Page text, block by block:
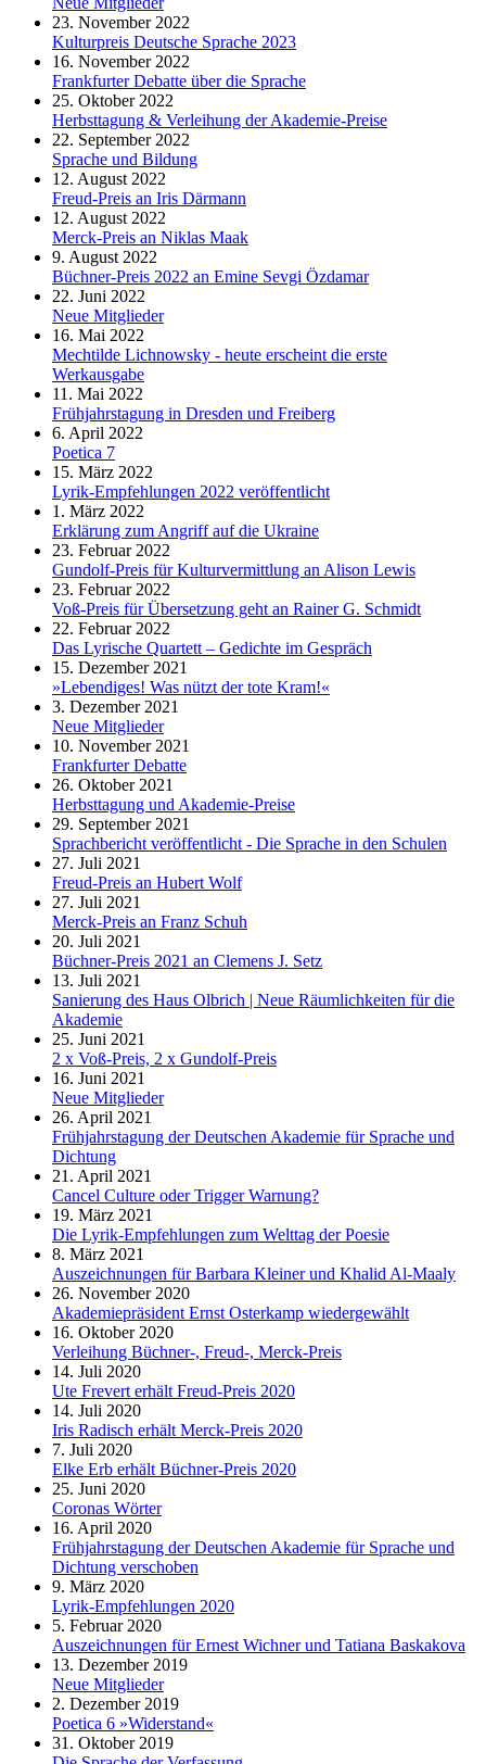
23. November 2022
Kulturpreis Deutsche Sprache 2023
16. November 2022
Frankfurter Debatte über die Sprache
25. Oktober 2022
Herbsttagung & Verleihung der Akademie-Preise
22. September 2022
Sprache und Bildung
12. August 2022
Freud-Preis an Iris Därmann
12. August 2022
Merck-Preis an Niklas Maak
9. August 2022
Büchner-Preis 2022 an Emine Sevgi Özdamar
22. Juni 2022
Neue Mitglieder
16. Mai 2022
Mechtilde Lichnowsky - heute erscheint die erste
Werkausgabe
11. Mai 2022
Frühjahrstagung in Dresden und Freiberg
6. April 2022
Poetica 7
15. März 2022
Lyrik-Empfehlungen 2022 veröffentlicht
1. März 2022
Erklärung zum Angriff auf die Ukraine
23. Februar 2022
Gundolf-Preis für Kulturvermittlung an Alison Lewis
23. Februar 2022
Voß-Preis für Übersetzung geht an Rainer G. Schmidt
22. Februar 2022
Das Lyrische Quartett – Gedichte im Gespräch
15. Dezember 2021
»Lebendiges! Was nützt der tote Kram!«
3. Dezember 2021
Neue Mitglieder
10. November 2021
Frankfurter Debatte
26. Oktober 2021
Herbsttagung und Akademie-Preise
29. September 2021
Sprachbericht veröffentlicht - Die Sprache in den Schulen
27. Juli 2021
Freud-Preis an Hubert Wolf
27. Juli 2021
Merck-Preis an Franz Schuh
20. Juli 2021
Büchner-Preis 2021 an Clemens J. Setz
13. Juli 2021
Sanierung des Haus Olbrich | Neue Räumlichkeiten für die
Akademie
25. Juni 2021
2 x Voß-Preis, 2 x Gundolf-Preis
16. Juni 2021
Neue Mitglieder
26. April 2021
Frühjahrstagung der Deutschen Akademie für Sprache und
Dichtung
21. April 2021
Cancel Culture oder Trigger Warnung?
19. März 2021
Die Lyrik-Empfehlungen zum Welttag der Poesie
8. März 2021
Auszeichnungen für Barbara Kleiner und Khalid Al-Maaly
26. November 2020
Akademiepräsident Ernst Osterkamp wiedergewählt
16. Oktober 2020
Verleihung Büchner-, Freud-, Merck-Preis
14. Juli 2020
Ute Frevert erhält Freud-Preis 2020
14. Juli 2020
Iris Radisch erhält Merck-Preis 2020
7. Juli 2020
Elke Erb erhält Büchner-Preis 2020
25. Juni 2020
Coronas Wörter
16. April 2020
Frühjahrstagung der Deutschen Akademie für Sprache und
Dichtung verschoben
9. März 2020
Lyrik-Empfehlungen 2020
5. Februar 2020
Auszeichnungen für Ernest Wichner und Tatiana Baskakova
13. Dezember 2019
Neue Mitglieder
2. Dezember 2019
Poetica 6 »Widerstand«
31. Oktober 2019